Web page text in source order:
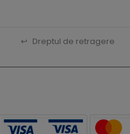
↩ Dreptul de retragere